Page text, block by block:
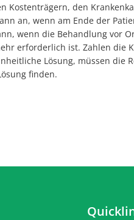
Kostenträgern, den
an, wenn am Ende der
wenn die Behandlung vor
erforderlich ist. Zahlen die
Lösung, müssen die
finden.